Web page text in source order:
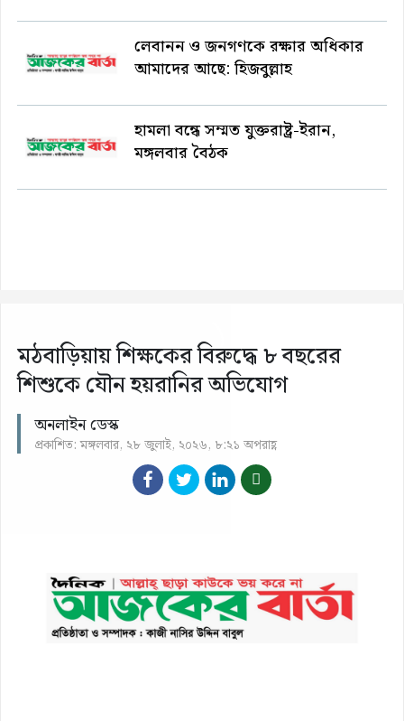
লেবানন ও জনগণকে রক্ষার অধিকার
আমাদের আছে: হিজবুল্লাহ
হামলা বন্ধে সম্মত যুক্তরাষ্ট্র-ইরান,
মঙ্গলবার বৈঠক
মঠবাড়িয়ায় শিক্ষকের বিরুদ্ধে ৮ বছরের
শিশুকে যৌন হয়রানির অভিযোগ
অনলাইন ডেস্ক
প্রকাশিত: মঙ্গলবার, ২৮ জুলাই, ২০২৬, ৮:২১ অপরাহ্ণ